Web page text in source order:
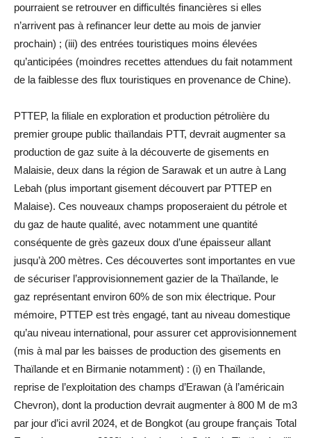
pourraient se retrouver en difficultés financières si elles
n’arrivent pas à refinancer leur dette au mois de janvier
prochain) ; (iii) des entrées touristiques moins élevées
qu’anticipées (moindres recettes attendues du fait notamment
de la faiblesse des flux touristiques en provenance de Chine).
PTTEP, la filiale en exploration et production pétrolière du
premier groupe public thaïlandais PTT, devrait augmenter sa
production de gaz suite à la découverte de gisements en
Malaisie, deux dans la région de Sarawak et un autre à Lang
Lebah (plus important gisement découvert par PTTEP en
Malaise). Ces nouveaux champs proposeraient du pétrole et
du gaz de haute qualité, avec notamment une quantité
conséquente de grès gazeux doux d’une épaisseur allant
jusqu’à 200 mètres. Ces découvertes sont importantes en vue
de sécuriser l’approvisionnement gazier de la Thaïlande, le
gaz représentant environ 60% de son mix électrique. Pour
mémoire, PTTEP est très engagé, tant au niveau domestique
qu’au niveau international, pour assurer cet approvisionnement
(mis à mal par les baisses de production des gisements en
Thaïlande et en Birmanie notamment) : (i) en Thaïlande,
reprise de l’exploitation des champs d’Erawan (à l’américain
Chevron), dont la production devrait augmenter à 800 M de m3
par jour d’ici avril 2024, et de Bongkot (au groupe français Total